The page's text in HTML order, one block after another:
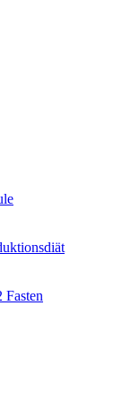
Fasten